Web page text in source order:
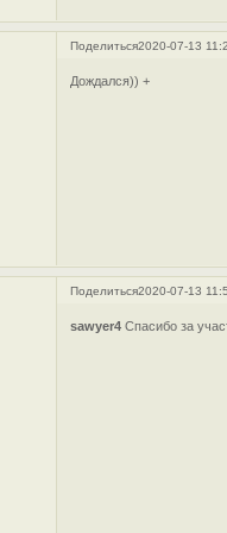
Поделиться2020-07-13
Дождался)) +
Поделиться2020-07-13
sawyer4 Спасибо за